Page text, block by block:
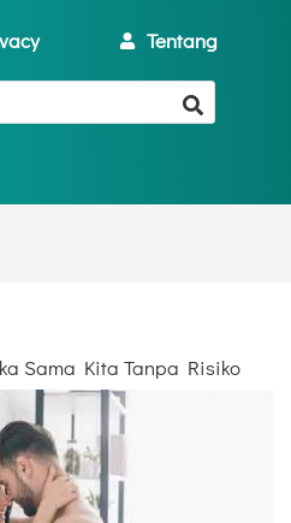
Tentang
Sama Kita Tanpa Risiko